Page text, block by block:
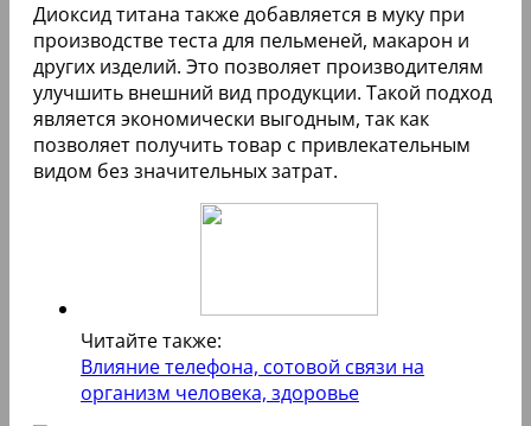
Диоксид титана также добавляется в муку при
производстве теста для пельменей, макарон и
других изделий. Это позволяет производителям
улучшить внешний вид продукции. Такой подход
является экономически выгодным, так как
позволяет получить товар с привлекательным
видом без значительных затрат.
Читайте также:
Влияние телефона, сотовой связи на
организм человека, здоровье